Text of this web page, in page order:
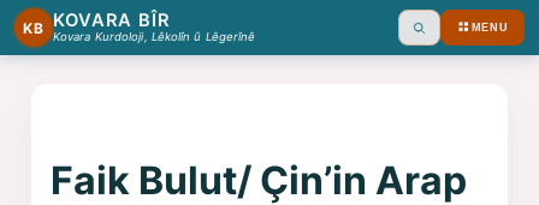
KB KOVARA BÎR
Kovara Kurdoloji, Lêkolîn û Lêgerînê Ara MENU
Faik Bulut/ Çin’in Arap